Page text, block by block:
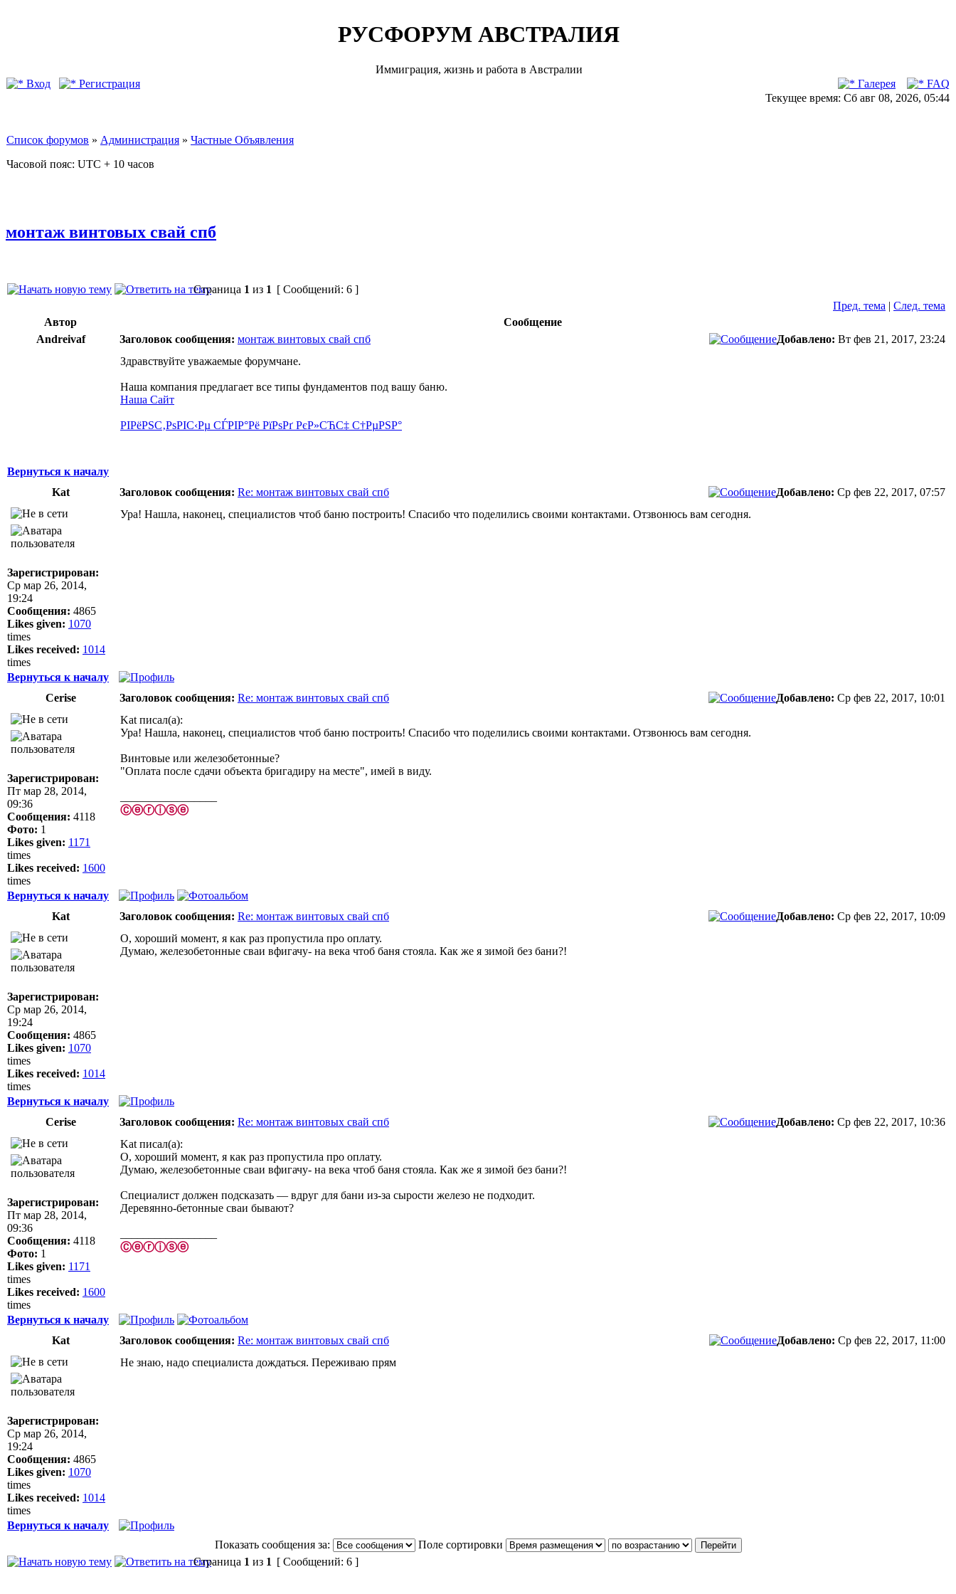
РУСФОРУМ АВСТРАЛИЯ
Иммиграция, жизнь и работа в Австралии
Вход
Регистрация Галерея
FAQ
Текущее время: Сб авг 08, 2026, 05:44
Список форумов » Администрация » Частные Объявления
Часовой пояс: UTC + 10 часов
монтаж винтовых свай спб
Страница 1 из 1 [ Сообщений: 6 ]
Пред. тема | След. тема
Автор
Сообщение
Andreivaf
Заголовок сообщения: монтаж винтовых свай спб Добавлено: Вт фев 21, 2017, 23:24
Здравствуйте уважаемые форумчане.
Наша компания предлагает все типы фундаментов под вашу баню.
Наша Сайт
РІРёРЅС‚РѕРІС‹Рµ СЃРІР°Рё РїРѕРґ РєР»СЋС‡ С†РµРЅР°
Вернуться к началу
Kat
Заголовок сообщения: Re: монтаж винтовых свай спб Добавлено: Ср фев 22, 2017, 07:57
Зарегистрирован:
Ср мар 26, 2014,
19:24
Сообщения: 4865
Likes given: 1070
times
Likes received: 1014
times
Ура! Нашла, наконец, специалистов чтоб баню построить! Спасибо что поделились своими контактами. Отзвонюсь вам сегодня.
Вернуться к началу
Cerise
Заголовок сообщения: Re: монтаж винтовых свай спб Добавлено: Ср фев 22, 2017, 10:01
Зарегистрирован:
Пт мар 28, 2014,
09:36
Сообщения: 4118
Фото: 1
Likes given: 1171
times
Likes received: 1600
times
Kat писал(а):
Ура! Нашла, наконец, специалистов чтоб баню построить! Спасибо что поделились своими контактами. Отзвонюсь вам сегодня.
Винтовые или железобетонные?
"Оплата после сдачи объекта бригадиру на месте", имей в виду.
Ⓒⓔⓡⓘⓢⓔ
Вернуться к началу
Kat
Заголовок сообщения: Re: монтаж винтовых свай спб Добавлено: Ср фев 22, 2017, 10:09
Зарегистрирован:
Ср мар 26, 2014,
19:24
Сообщения: 4865
Likes given: 1070
times
Likes received: 1014
times
О, хороший момент, я как раз пропустила про оплату.
Думаю, железобетонные сваи вфигачу- на века чтоб баня стояла. Как же я зимой без бани?!
Вернуться к началу
Cerise
Заголовок сообщения: Re: монтаж винтовых свай спб Добавлено: Ср фев 22, 2017, 10:36
Зарегистрирован:
Пт мар 28, 2014,
09:36
Сообщения: 4118
Фото: 1
Likes given: 1171
times
Likes received: 1600
times
Kat писал(а):
О, хороший момент, я как раз пропустила про оплату.
Думаю, железобетонные сваи вфигачу- на века чтоб баня стояла. Как же я зимой без бани?!
Специалист должен подсказать — вдруг для бани из-за сырости железо не подходит.
Деревянно-бетонные сваи бывают?
Ⓒⓔⓡⓘⓢⓔ
Вернуться к началу
Kat
Заголовок сообщения: Re: монтаж винтовых свай спб Добавлено: Ср фев 22, 2017, 11:00
Зарегистрирован:
Ср мар 26, 2014,
19:24
Сообщения: 4865
Likes given: 1070
times
Likes received: 1014
times
Не знаю, надо специалиста дождаться. Переживаю прям
Вернуться к началу
Показать сообщения за:
Поле сортировки
Страница 1 из 1 [ Сообщений: 6 ]